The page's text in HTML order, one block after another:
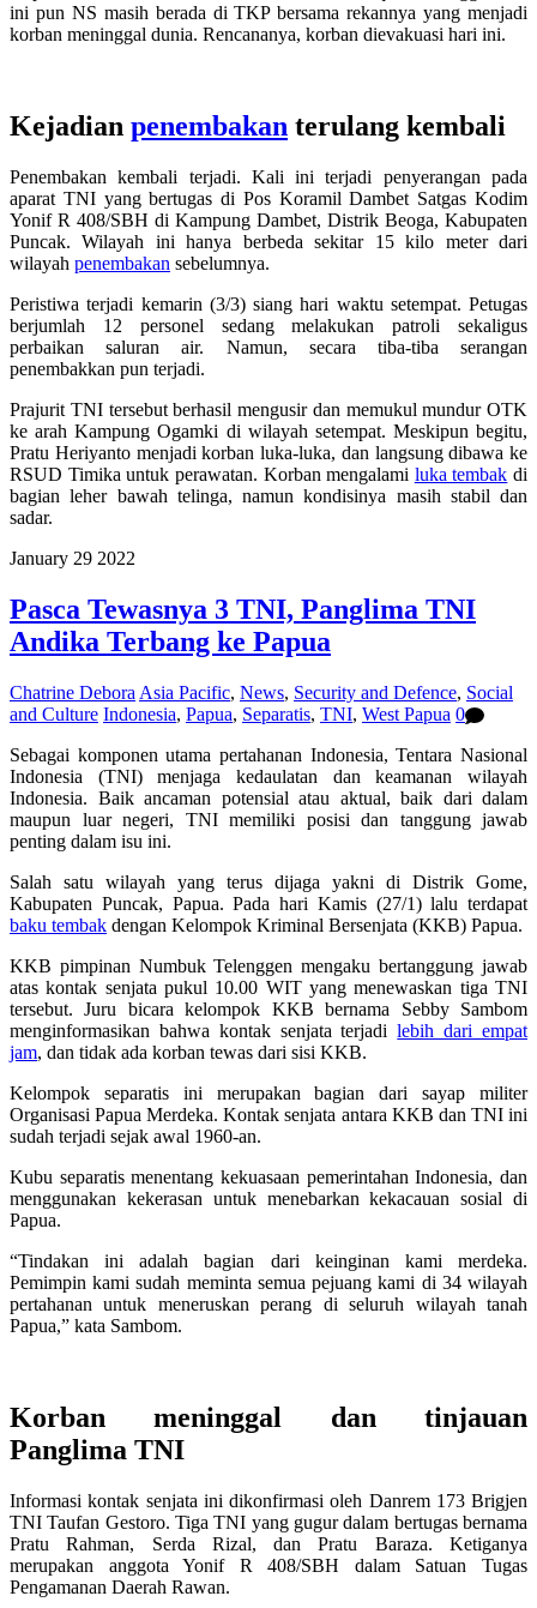
ini pun NS masih berada di TKP bersama rekannya yang menjadi
korban meninggal dunia. Rencananya, korban dievakuasi hari ini.
Kejadian penembakan terulang kembali
Penembakan kembali terjadi. Kali ini terjadi penyerangan pada
aparat TNI yang bertugas di Pos Koramil Dambet Satgas Kodim
Yonif R 408/SBH di Kampung Dambet, Distrik Beoga, Kabupaten
Puncak. Wilayah ini hanya berbeda sekitar 15 kilo meter dari
wilayah penembakan sebelumnya.
Peristiwa terjadi kemarin (3/3) siang hari waktu setempat. Petugas
berjumlah 12 personel sedang melakukan patroli sekaligus
perbaikan saluran air. Namun, secara tiba-tiba serangan
penembakkan pun terjadi.
Prajurit TNI tersebut berhasil mengusir dan memukul mundur OTK
ke arah Kampung Ogamki di wilayah setempat. Meskipun begitu,
Pratu Heriyanto menjadi korban luka-luka, dan langsung dibawa ke
RSUD Timika untuk perawatan. Korban mengalami luka tembak di
bagian leher bawah telinga, namun kondisinya masih stabil dan
sadar.
January 29 2022
Pasca Tewasnya 3 TNI, Panglima TNI
Andika Terbang ke Papua
Chatrine Debora Asia Pacific, News, Security and Defence, Social
and Culture Indonesia, Papua, Separatis, TNI, West Papua 0
Sebagai komponen utama pertahanan Indonesia, Tentara Nasional
Indonesia (TNI) menjaga kedaulatan dan keamanan wilayah
Indonesia. Baik ancaman potensial atau aktual, baik dari dalam
maupun luar negeri, TNI memiliki posisi dan tanggung jawab
penting dalam isu ini.
Salah satu wilayah yang terus dijaga yakni di Distrik Gome,
Kabupaten Puncak, Papua. Pada hari Kamis (27/1) lalu terdapat
baku tembak dengan Kelompok Kriminal Bersenjata (KKB) Papua.
KKB pimpinan Numbuk Telenggen mengaku bertanggung jawab
atas kontak senjata pukul 10.00 WIT yang menewaskan tiga TNI
tersebut. Juru bicara kelompok KKB bernama Sebby Sambom
menginformasikan bahwa kontak senjata terjadilebih dari empat
jam, dan tidak ada korban tewas dari sisi KKB.
Kelompok separatis ini merupakan bagian dari sayap militer
Organisasi Papua Merdeka. Kontak senjata antara KKB dan TNI ini
sudah terjadi sejak awal 1960-an.
Kubu separatis menentang kekuasaan pemerintahan Indonesia, dan
menggunakan kekerasan untuk menebarkan kekacauan sosial di
Papua.
“Tindakan ini adalah bagian dari keinginan kami merdeka.
Pemimpin kami sudah meminta semua pejuang kami di 34 wilayah
pertahanan untuk meneruskan perang di seluruh wilayah tanah
Papua,” kata Sambom.
Korban meninggal dan tinjauan
Panglima TNI
Informasi kontak senjata ini dikonfirmasi oleh Danrem 173 Brigjen
TNI Taufan Gestoro. Tiga TNI yang gugur dalam bertugas bernama
Pratu Rahman, Serda Rizal, dan Pratu Baraza. Ketiganya
merupakan anggota Yonif R 408/SBH dalam Satuan Tugas
Pengamanan Daerah Rawan.